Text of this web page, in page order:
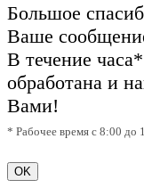
Большое
Ваше
В течение
обработана и
Вами!
* Рабочее время с 8:00
OK